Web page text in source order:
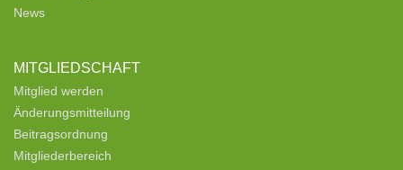
News
MITGLIEDSCHAFT
Mitglied werden
Änderungsmitteilung
Beitragsordnung
Mitgliederbereich